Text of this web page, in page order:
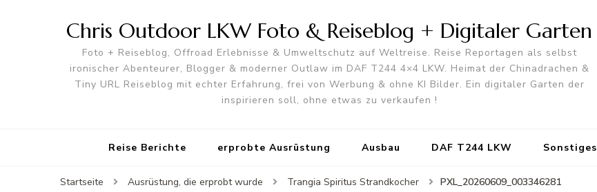
Chris Outdoor LKW Foto & Reiseblog + Digitaler Garten
Foto + Reiseblog, Offroad Erlebnisse & Umweltschutz auf Weltreise. Reise Reportagen als selbst
ironischer Abenteurer, Blogger & moderner Outlaw im DAF T244 4×4 LKW. Heimat der Chinadrachen &
Tiny URL Reiseblog mit echter Erfahrung, frei von Werbung & ohne KI Bilder. Ein digitaler Garten der
inspirieren soll, ohne etwas zu verkaufen !
Reise Berichte erprobte Ausrüstung Ausbau DAF T244 LKW Sonstiges
Startseite Ausrüstung, die erprobt wurde Trangia Spiritus Strandkocher PXL_20260609_003346281